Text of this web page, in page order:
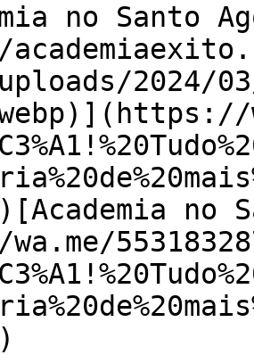
no Santo
2024/
no